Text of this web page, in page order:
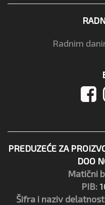
Radnim
PREDUZEĆE ZA
DOO
Matični
PIB:
Šifra i naziv